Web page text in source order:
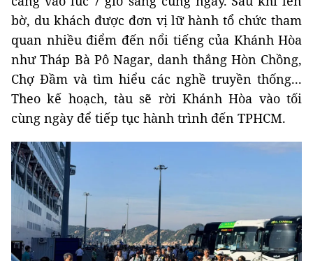
bờ, du khách được đơn vị lữ hành tổ chức tham
quan nhiều điểm đến nổi tiếng của Khánh Hòa
như Tháp Bà Pô Nagar, danh thắng Hòn Chồng,
Chợ Đầm và tìm hiểu các nghề truyền thống...
Theo kế hoạch, tàu sẽ rời Khánh Hòa vào tối
cùng ngày để tiếp tục hành trình đến TPHCM.